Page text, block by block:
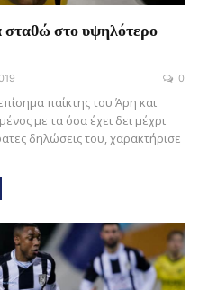
στο υψηλότερο
0
παίκτης του Άρη και
με τα όσα έχει δει μέχρι
δηλώσεις του, χαρακτήρισε